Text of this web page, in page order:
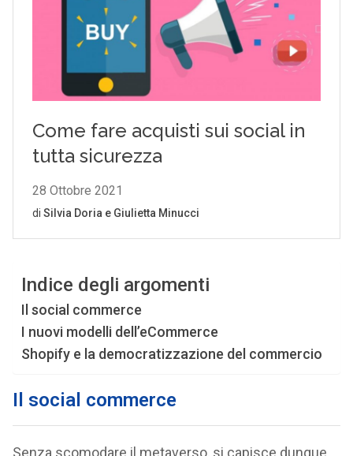
Indice degli argomenti
Il social commerce
I nuovi modelli dell’eCommerce
Shopify e la democratizzazione del commercio
Il social commerce
Senza scomodare il metaverso, si capisce dunque